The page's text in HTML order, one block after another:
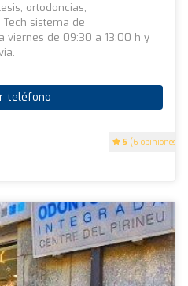
5 (6 opiniones)
ortodoncias,
sistema de
viernes de 09:30 a 13:00 h y
teléfono